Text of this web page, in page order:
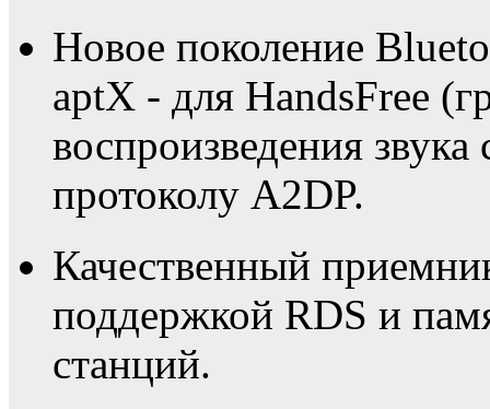
Новое поколение
aptX - для HandsFree
воспроизведения
протоколу A2DP.
Качественный
поддержкой RDS и
станций.